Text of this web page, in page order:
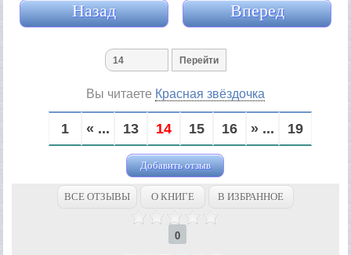
Назад Вперед
Вы читаете Красная звёздочка
1 « ... 13 14 15 16 » ... 19
Добавить отзыв
ВСЕ ОТЗЫВЫ О КНИГЕ В ИЗБРАННОЕ
0